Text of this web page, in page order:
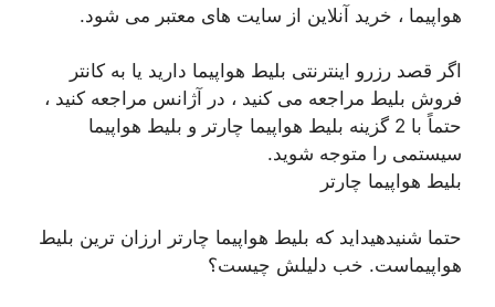
هواپیما ، خرید آنلاین از سایت های معتبر می شود.
اگر قصد رزرو اینترنتی بلیط هواپیما دارید یا به کانتر
فروش بلیط مراجعه می کنید ، در آژانس مراجعه کنید ،
حتماً با 2 گزینه بلیط هواپیما چارتر و بلیط هواپیما
سیستمی را متوجه شوید.
بلیط هواپیما چارتر
حتما شنیدهیداید که بلیط هواپیما چارتر ارزان ترین بلیط
هواپیماست. خب دلیلش چیست؟